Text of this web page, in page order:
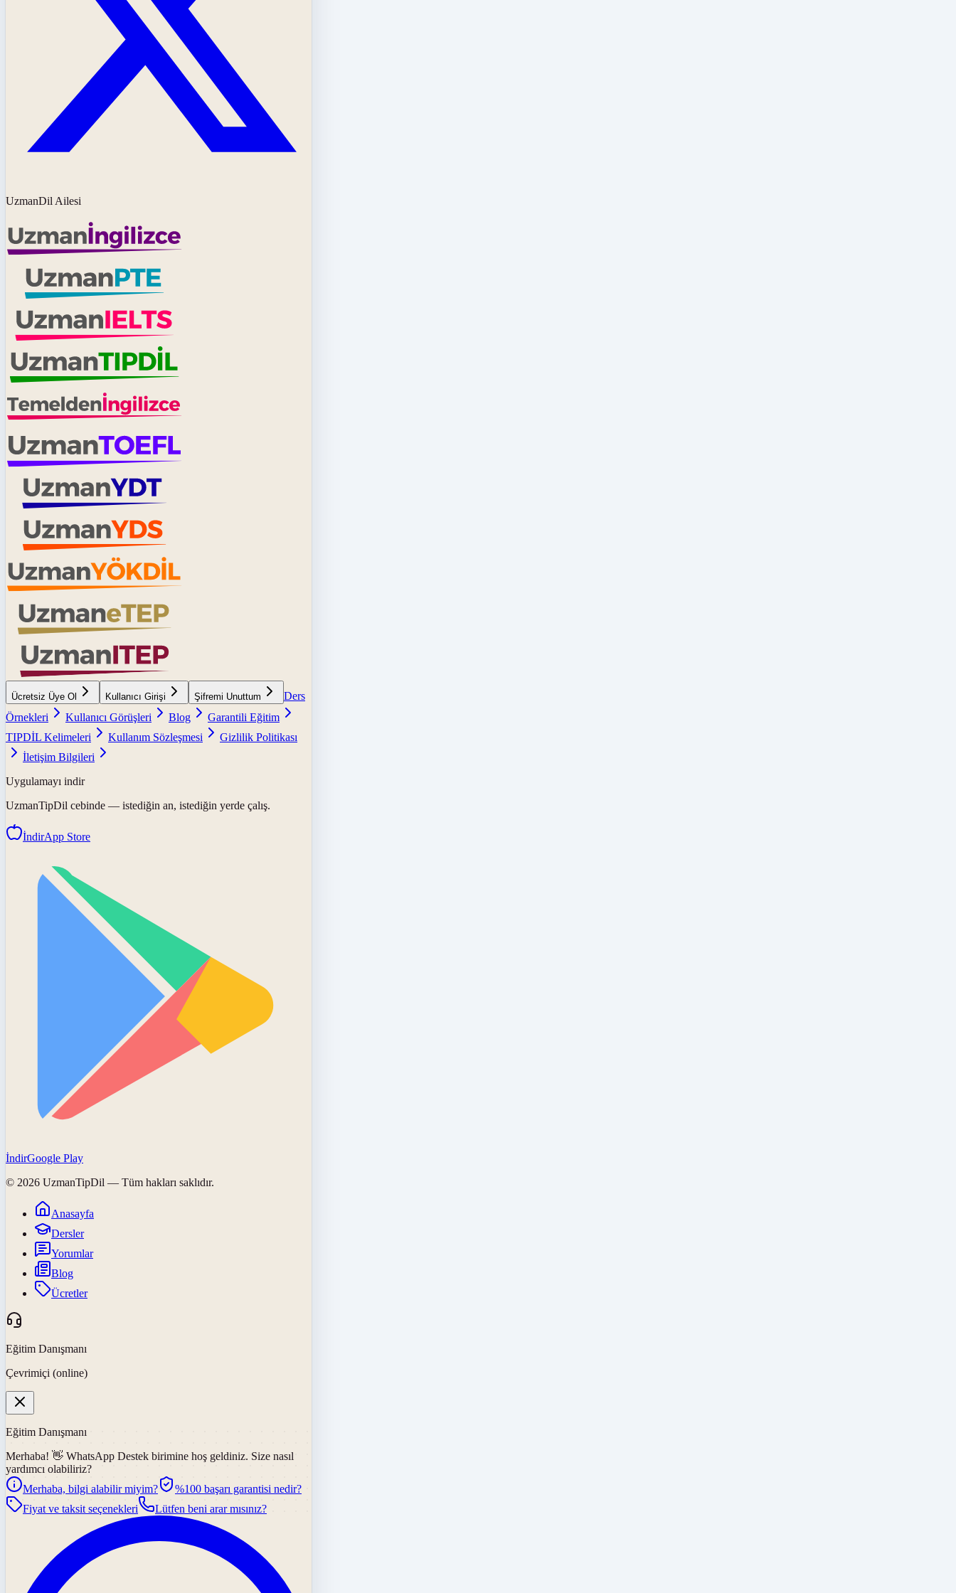
UzmanDil Ailesi
Ücretsiz Üye Ol Kullanıcı Girişi Şifremi Unuttum
Ders
Örnekleri
Kullanıcı Görüşleri Blog
Garantili Eğitim
TIPDİL Kelimeleri
Kullanım Sözleşmesi
Gizlilik Politikası
İletişim Bilgileri
Uygulamayı indir
UzmanTipDil cebinde — istediğin an, istediğin yerde çalış.
İndirApp Store
İndirGoogle Play
© 2026 UzmanTipDil — Tüm hakları saklıdır.
Anasayfa
Dersler
Yorumlar
Blog
Ücretler
Eğitim Danışmanı
Çevrimiçi (online)
Eğitim Danışmanı
Merhaba! 👋 WhatsApp Destek birimine hoş geldiniz. Size nasıl
yardımcı olabiliriz?
Merhaba, bilgi alabilir miyim?
%100 başarı garantisi nedir?
Fiyat ve taksit seçenekleri
Lütfen beni arar mısınız?